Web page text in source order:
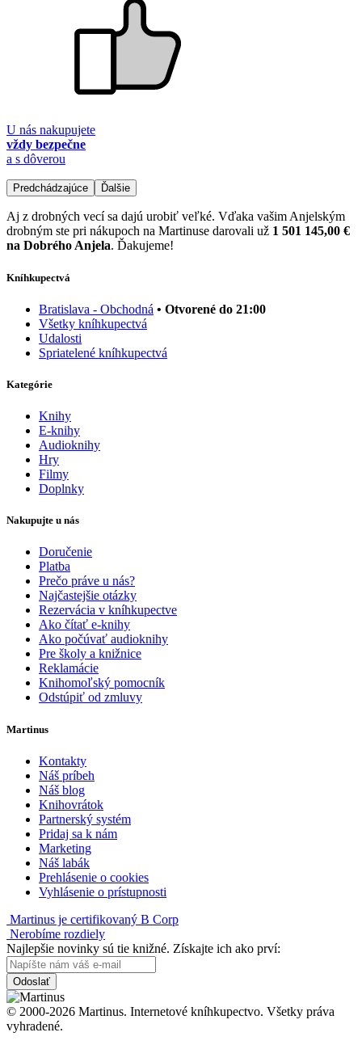
U nás nakupujete
vždy bezpečne
a s dôverou
Predchádzajúce Ďalšie
Aj z drobných vecí sa dajú urobiť veľké. Vďaka vašim Anjelským
drobným ste pri nákupoch na Martinuse darovali už 1 501 145,00 €
na Dobrého Anjela. Ďakujeme!
Kníhkupectvá
Bratislava - Obchodná • Otvorené do 21:00
Všetky kníhkupectvá
Udalosti
Spriatelené kníhkupectvá
Kategórie
Knihy
E-knihy
Audioknihy
Hry
Filmy
Doplnky
Nakupujte u nás
Doručenie
Platba
Prečo práve u nás?
Najčastejšie otázky
Rezervácia v kníhkupectve
Ako čítať e-knihy
Ako počúvať audioknihy
Pre školy a knižnice
Reklamácie
Knihomoľský pomocník
Odstúpiť od zmluvy
Martinus
Kontakty
Náš príbeh
Náš blog
Knihovrátok
Partnerský systém
Pridaj sa k nám
Marketing
Náš labák
Prehlásenie o cookies
Vyhlásenie o prístupnosti
Martinus je certifikovaný B Corp
Nerobíme rozdiely
Najlepšie novinky sú tie knižné. Získajte ich ako prví:
Odoslať
© 2000-2026 Martinus. Internetové kníhkupectvo. Všetky práva
vyhradené.